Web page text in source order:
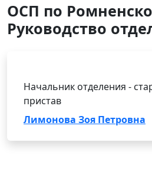
ОСП по
Руководство
Начальник отделения -
пристав
Лимонова Зоя Петровна